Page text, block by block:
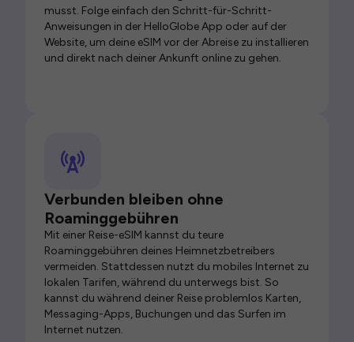
musst. Folge einfach den Schritt-für-Schritt-
Anweisungen in der HelloGlobe App oder auf der
Website, um deine eSIM vor der Abreise zu installieren
und direkt nach deiner Ankunft online zu gehen.
Verbunden bleiben ohne
Roaminggebühren
Mit einer Reise-eSIM kannst du teure
Roaminggebühren deines Heimnetzbetreibers
vermeiden. Stattdessen nutzt du mobiles Internet zu
lokalen Tarifen, während du unterwegs bist. So
kannst du während deiner Reise problemlos Karten,
Messaging-Apps, Buchungen und das Surfen im
Internet nutzen.